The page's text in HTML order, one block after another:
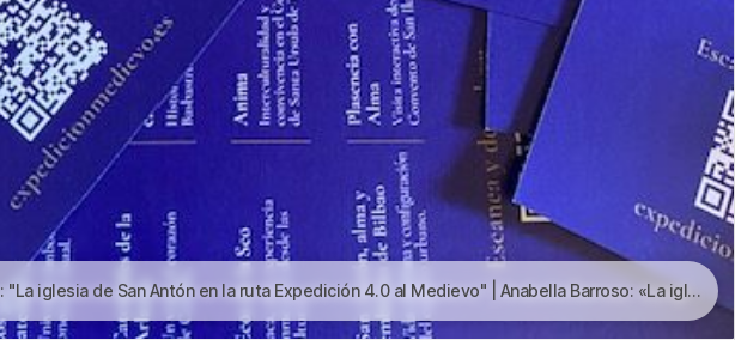
de San Antón en la ruta Expedición 4.0 al Medievo" | Anabella Barroso: «La iglesia de San Antón en la ruta Expedición 4.0 al Medievo»